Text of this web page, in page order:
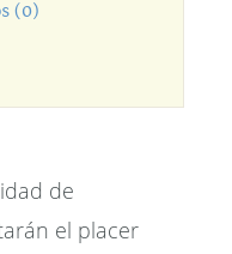
(0)
de
el placer